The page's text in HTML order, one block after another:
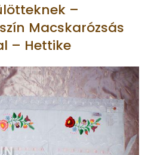
–
Macskarózsás
– Hettike